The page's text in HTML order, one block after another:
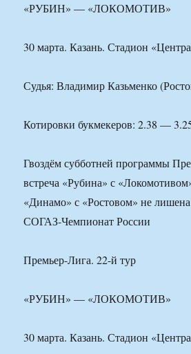
«РУБИН» — «ЛОКОМОТИВ»
30 марта. Казань. Стадион
Судья: Владимир Казьменко
Котировки букмекеров: 2.38 —
Гвоздём субботней программы
встреча «Рубина» с
«Динамо» с «Ростовом» не
СОГАЗ-Чемпионат России
Премьер-Лига. 22-й тур
«РУБИН» — «ЛОКОМОТИВ»
30 марта. Казань. Стадион